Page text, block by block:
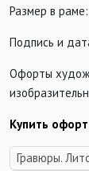
Размер в
Подпись и
Офорты
Купить
Гравюры.